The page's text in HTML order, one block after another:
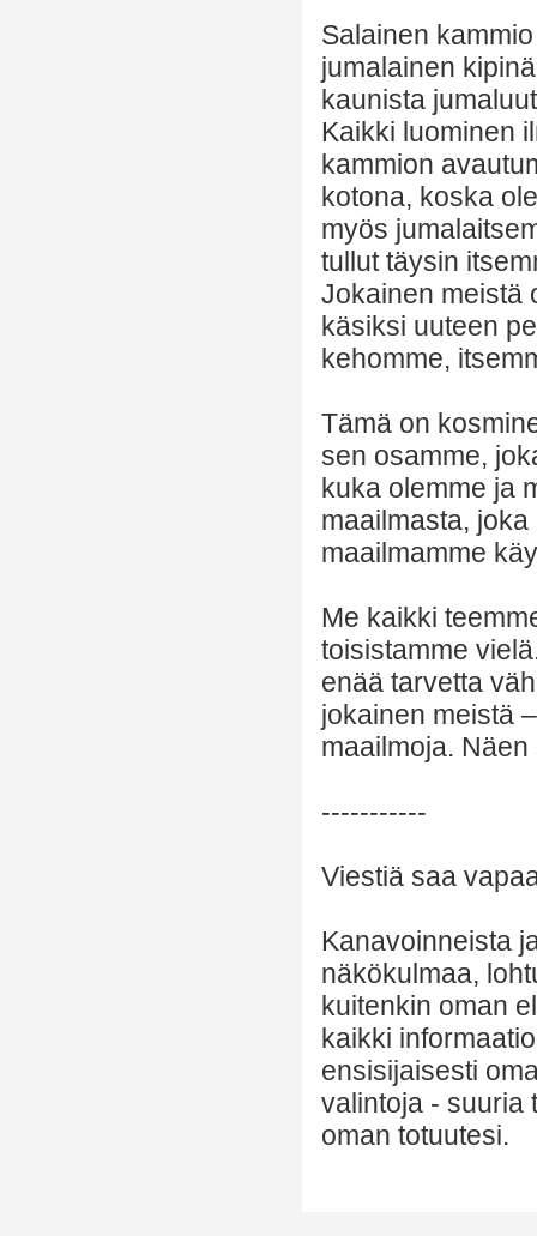
Salainen
jumalainen
kaunista
Kaikki luominen
kammion
kotona, koska
myös
tullut täysin
Jokainen meistä
käsiksi uuteen
kehomme,
Tämä on
sen osamme,
kuka olemme ja
maailmasta,
maailmamme
Me kaikki
toisistamme
enää tarvetta
jokainen meistä
maailmoja.
-----------
Viestiä saa
Kanavoinneista
näkökulmaa,
kuitenkin oman
kaikki
ensisijaisesti
valintoja - suuria
oman totuutesi.